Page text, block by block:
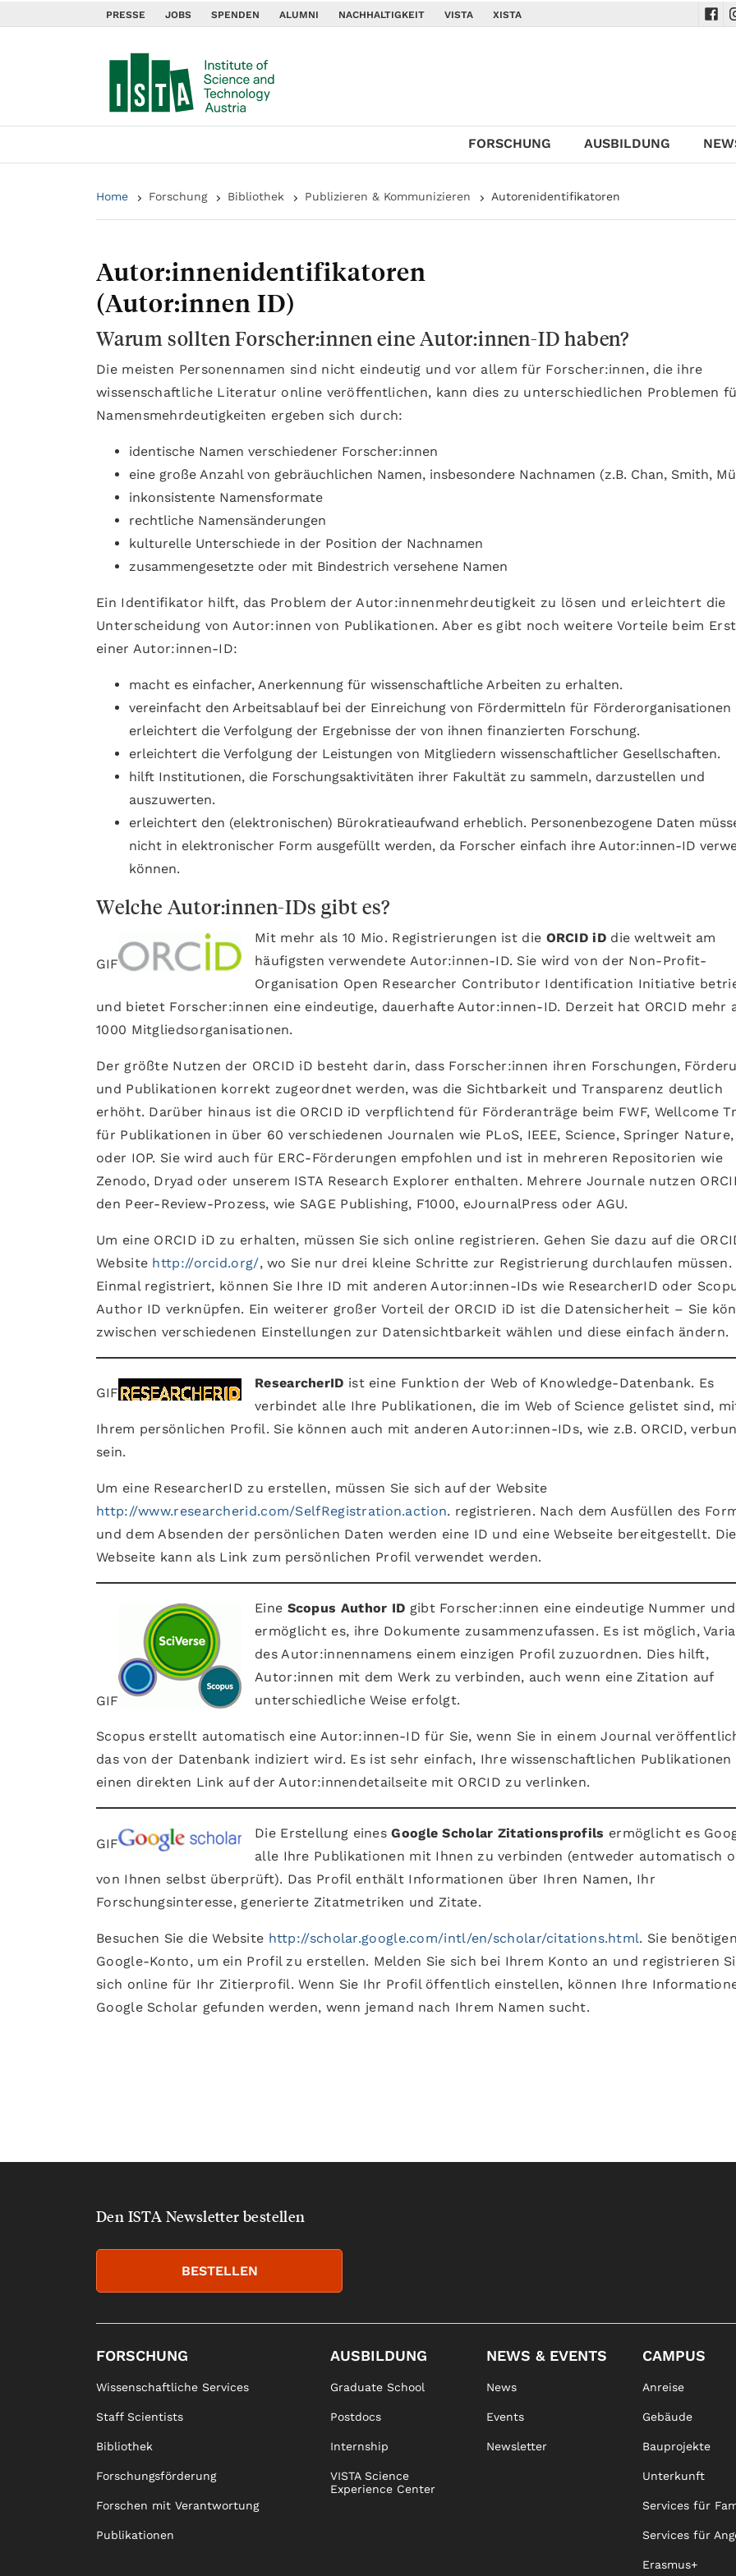
PRESSE JOBS SPENDEN ALUMNI NACHHALTIGKEIT VISTA XISTA
FORSCHUNG AUSBILDUNG
Home Forschung Bibliothek Publizieren & Kommunizieren Autorenidentifikatoren
Autor:innenidentifikatoren
(Autor:innen ID)
Warum sollten Forscher:innen eine Autor:innen-ID haben?
Die meisten Personennamen sind nicht eindeutig und vor allem für Forscher:innen, die ihre
wissenschaftliche Literatur online veröffentlichen, kann dies zu unterschiedlichen Problemen
Namensmehrdeutigkeiten ergeben sich durch:
identische Namen verschiedener Forscher:innen
eine große Anzahl von gebräuchlichen Namen, insbesondere Nachnamen (z.B. Chan, Smith,
inkonsistente Namensformate
rechtliche Namensänderungen
kulturelle Unterschiede in der Position der Nachnamen
zusammengesetzte oder mit Bindestrich versehene Namen
Ein Identifikator hilft, das Problem der Autor:innenmehrdeutigkeit zu lösen und erleichtert die
Unterscheidung von Autor:innen von Publikationen. Aber es gibt noch weitere Vorteile beim
einer Autor:innen-ID:
macht es einfacher, Anerkennung für wissenschaftliche Arbeiten zu erhalten.
vereinfacht den Arbeitsablauf bei der Einreichung von Fördermitteln für Förderorganisationen
erleichtert die Verfolgung der Ergebnisse der von ihnen finanzierten Forschung.
erleichtert die Verfolgung der Leistungen von Mitgliedern wissenschaftlicher Gesellschaften.
hilft Institutionen, die Forschungsaktivitäten ihrer Fakultät zu sammeln, darzustellen und
auszuwerten.
erleichtert den (elektronischen) Bürokratieaufwand erheblich. Personenbezogene Daten
nicht in elektronischer Form ausgefüllt werden, da Forscher einfach ihre Autor:innen-ID
können.
Welche Autor:innen-IDs gibt es?
GIF
Mit mehr als 10 Mio. Registrierungen ist die ORCID iDdie weltweit am
häufigsten verwendete Autor:innen-ID. Sie wird von der Non-Profit-
Organisation Open Researcher Contributor Identification Initiative
und bietet Forscher:innen eine eindeutige, dauerhafte Autor:innen-ID. Derzeit hat ORCID mehr
1000 Mitgliedsorganisationen.
Der größte Nutzen der ORCID iD besteht darin, dass Forscher:innen ihren Forschungen,
und Publikationen korrekt zugeordnet werden, was die Sichtbarkeit und Transparenz deutlich
erhöht. Darüber hinaus ist die ORCID iD verpflichtend für Förderanträge beim FWF, Wellcome
für Publikationen in über 60 verschiedenen Journalen wie PLoS, IEEE, Science, Springer Nature,
oder IOP. Sie wird auch für ERC-Förderungen empfohlen und ist in mehreren Repositorien wie
Zenodo, Dryad oder unserem ISTA Research Explorer enthalten. Mehrere Journale nutzen
den Peer-Review-Prozess, wie SAGE Publishing, F1000, eJournalPress oder AGU.
Um eine ORCID iD zu erhalten, müssen Sie sich online registrieren. Gehen Sie dazu auf die
Website http://orcid.org/, wo Sie nur drei kleine Schritte zur Registrierung durchlaufen müssen.
Einmal registriert, können Sie Ihre ID mit anderen Autor:innen-IDs wie ResearcherID oder
Author ID verknüpfen. Ein weiterer großer Vorteil der ORCID iD ist die Datensicherheit – Sie
zwischen verschiedenen Einstellungen zur Datensichtbarkeit wählen und diese einfach ändern.
GIF
ResearcherID ist eine Funktion der Web of Knowledge-Datenbank. Es
verbindet alle Ihre Publikationen, die im Web of Science gelistet sind,
Ihrem persönlichen Profil. Sie können auch mit anderen Autor:innen-IDs, wie z.B. ORCID,
sein.
Um eine ResearcherID zu erstellen, müssen Sie sich auf der Website
http://www.researcherid.com/SelfRegistration.action. registrieren. Nach dem Ausfüllen des
und dem Absenden der persönlichen Daten werden eine ID und eine Webseite bereitgestellt. Die
Webseite kann als Link zum persönlichen Profil verwendet werden.
GIF
Eine Scopus Author ID gibt Forscher:innen eine eindeutige Nummer und
ermöglicht es, ihre Dokumente zusammenzufassen. Es ist möglich,
des Autor:innennamens einem einzigen Profil zuzuordnen. Dies hilft,
Autor:innen mit dem Werk zu verbinden, auch wenn eine Zitation auf
unterschiedliche Weise erfolgt.
Scopus erstellt automatisch eine Autor:innen-ID für Sie, wenn Sie in einem Journal
das von der Datenbank indiziert wird. Es ist sehr einfach, Ihre wissenschaftlichen Publikationen
einen direkten Link auf der Autor:innendetailseite mit ORCID zu verlinken.
GIF
Die Erstellung einesGoogle Scholar Zitationsprofils ermöglicht es
alle Ihre Publikationen mit Ihnen zu verbinden (entweder automatisch
von Ihnen selbst überprüft). Das Profil enthält Informationen über Ihren Namen, Ihr
Forschungsinteresse, generierte Zitatmetriken und Zitate.
Besuchen Sie die Website http://scholar.google.com/intl/en/scholar/citations.html. Sie
Google-Konto, um ein Profil zu erstellen. Melden Sie sich bei Ihrem Konto an und registrieren
sich online für Ihr Zitierprofil. Wenn Sie Ihr Profil öffentlich einstellen, können Ihre
Google Scholar gefunden werden, wenn jemand nach Ihrem Namen sucht.
Den ISTA Newsletter bestellen
BESTELLEN
FORSCHUNG
Wissenschaftliche Services
Staff Scientists
Bibliothek
Forschungsförderung
Forschen mit Verantwortung
Publikationen
AUSBILDUNG
Graduate School
Postdocs
Internship
VISTA Science
Experience Center
NEWS & EVENTS
News
Events
Newsletter
CAMPUS
Anreise
Gebäude
Bauprojekte
Unterkunft
Services für
Services für
Erasmus+